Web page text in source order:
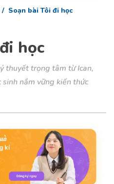
Soạn bài Tôi đi học
học
thuyết trọng tâm từ Ican,
sinh nắm vững kiến thức